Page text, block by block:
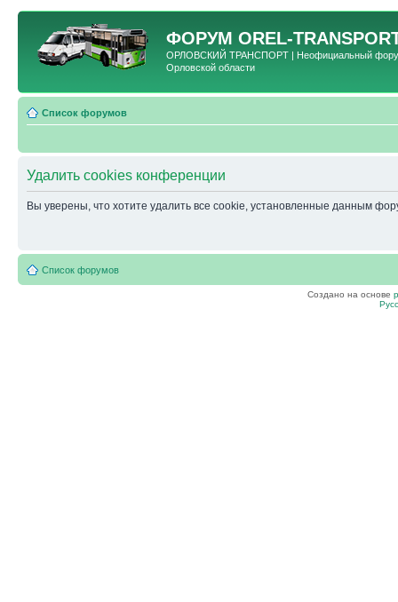
ФОРУМ OREL-
ОРЛОВСКИЙ ТРАНСПОРТ | Неофициальный форум
Орловской области
Список форумов
Удалить cookies конференции
Вы уверены, что хотите удалить все cookie, установленные данным
Список форумов
Создано на основе